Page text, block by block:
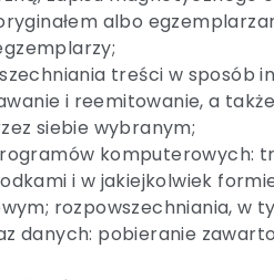
albo
treści w sposób
i reemitowanie, a
siebie wybranym;
komputerowych:
i w jakiejkolwiek
rozpowszechniania, w
danych: pobieranie